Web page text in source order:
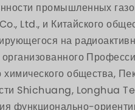
промышленных
Ltd., и Китайского
на
химического общества,
Shichuang, Longhua
функционально-